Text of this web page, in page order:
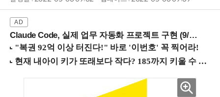
Claude Code, 실제 업무 자동화 프로젝트 구현 (9/16 ~17 강남역)